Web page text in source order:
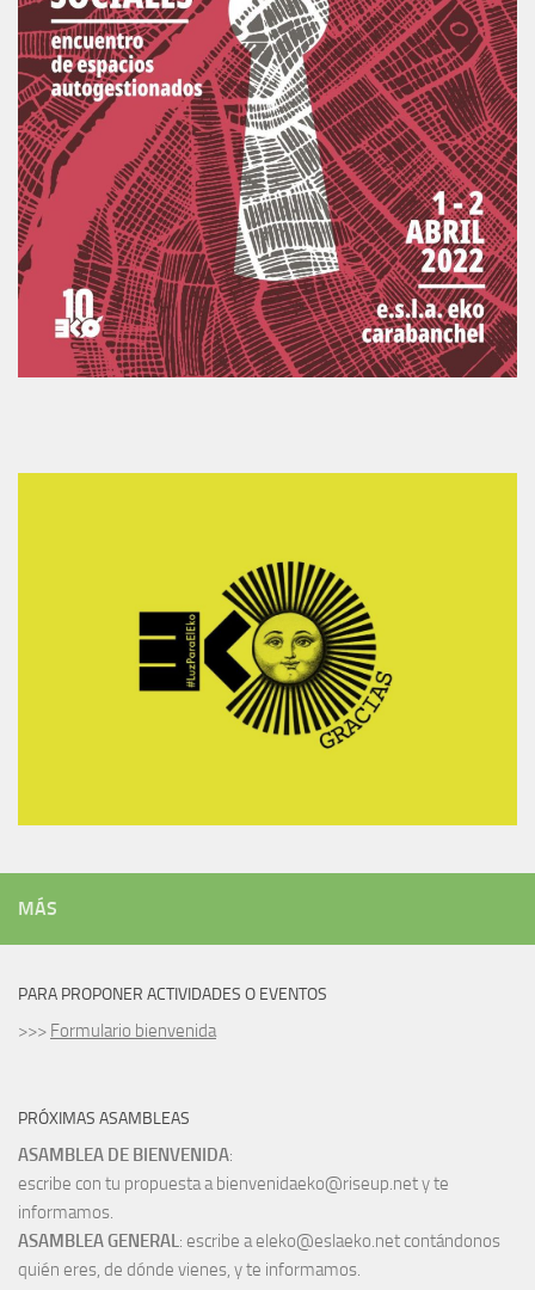
MÁS
PARA PROPONER ACTIVIDADES O EVENTOS
>>> Formulario bienvenida
PRÓXIMAS ASAMBLEAS
ASAMBLEA DE BIENVENIDA:
escribe con tu propuesta a bienvenidaeko@riseup.net y te
informamos.
ASAMBLEA GENERAL: escribe a eleko@eslaeko.net contándonos
quién eres, de dónde vienes, y te informamos.